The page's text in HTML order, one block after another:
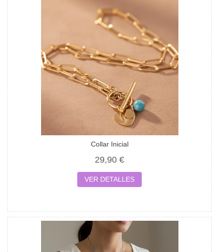
Collar Inicial
29,90 €
VER DETALLES